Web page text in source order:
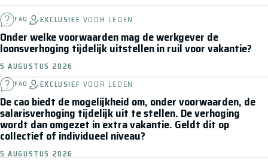
FAQ EXCLUSIEF VOOR LEDEN
Onder welke voorwaarden mag de werkgever de
loonsverhoging tijdelijk uitstellen in ruil voor vakantie?
5 AUGUSTUS 2026
FAQ EXCLUSIEF VOOR LEDEN
De cao biedt de mogelijkheid om, onder voorwaarden, de
salarisverhoging tijdelijk uit te stellen. De verhoging
wordt dan omgezet in extra vakantie. Geldt dit op
collectief of individueel niveau?
5 AUGUSTUS 2026